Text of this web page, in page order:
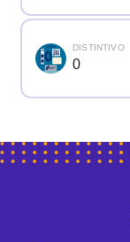
DISTINTIVO
0